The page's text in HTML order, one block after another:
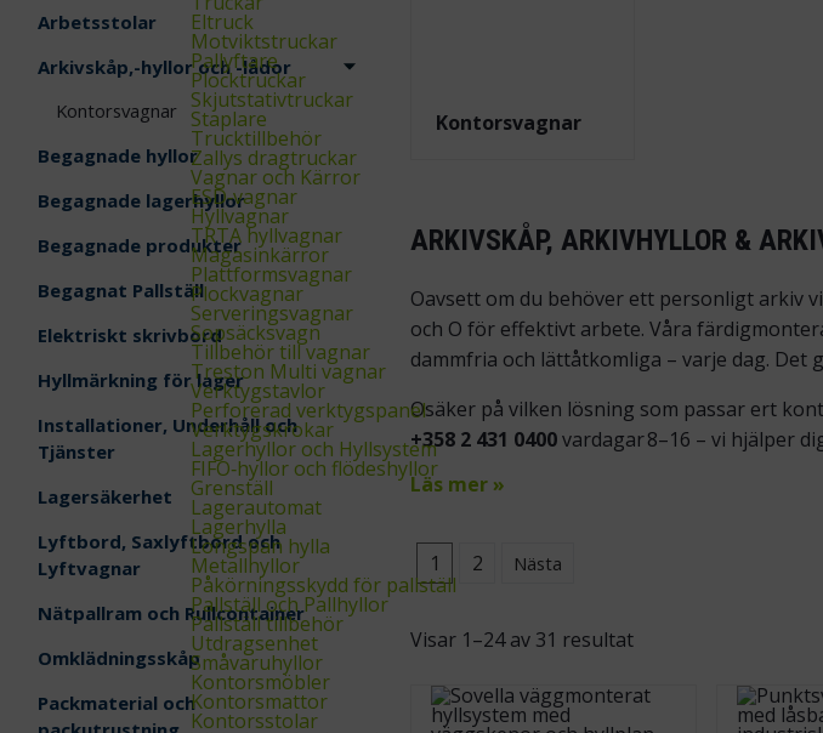
Eltruck
Motviktstruckar
Pallyftare
Plocktruckar
Skjutstativtruckar
Staplare
Trucktillbehör
Zallys dragtruckar
Vagnar och Kärror
ESD‑vagnar
Hyllvagnar
TRTA hyllvagnar
Magasinkärror
Plattformsvagnar
Plockvagnar
Serveringsvagnar
Sopsäcksvagn
Tillbehör till vagnar
Treston Multi vagnar
Verktygstavlor
Perforerad verktygspanel
Verktygskrokar
Lagerhyllor och Hyllsystem
FIFO‑hyllor och flödeshyllor
Grenställ
Lagerautomat
Lagerhylla
Longspan hylla
Metallhyllor
Påkörningsskydd för pallställ
Pallställ och Pallhyllor
Pallställ tillbehör
Utdragsenhet
Småvaruhyllor
Kontorsmöbler
Kontorsmattor
Kontorsstolar
Arbetsstolar
Arkivskåp,-hyllor och -lådor
Kontorsvagnar
Begagnade hyllor
Begagnade lagerhyllor
Begagnade produkter
Begagnat Pallställ
Elektriskt skrivbord
Hyllmärkning för lager
Installationer, Underhåll och
Tjänster
Lagersäkerhet
Lyftbord, Saxlyftbord och
Lyftvagnar
Nätpallram och Rullcontainer
Omklädningsskåp
Packmaterial och
Kontorsvagnar
ARKIVSKÅP, ARKIVHYLLOR &
Oavsett om du behöver ett personligt arkiv
och O för effektivt arbete. Våra
dammfria och lättåtkomliga – varje dag.
Osäker på vilken lösning som passar ert
+358 2 431 0400vardagar 8–16 – vi hjälper
Läs mer »
1 2 Nästa
Visar 1–24 av 31 resultat